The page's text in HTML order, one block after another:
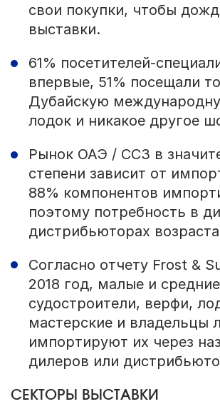
свои покупки, чтобы
выставки.
61% посетителей-
впервые, 51% посещали
Дубайскую
лодок и никакое другое
Рынок ОАЭ / ССЗ в
степени зависит от
88% компонентов
поэтому потребность в
дистрибьюторах
Согласно отчету Frost &
2018 год, малые и средние
судостроители, верфи,
мастерские и владельцы
импортируют их через
дилеров или
СЕКТОРЫ ВЫСТАВКИ